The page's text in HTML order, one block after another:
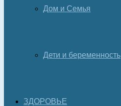
Дом и Семья
Дети и беременность
ЗДОРОВЬЕ